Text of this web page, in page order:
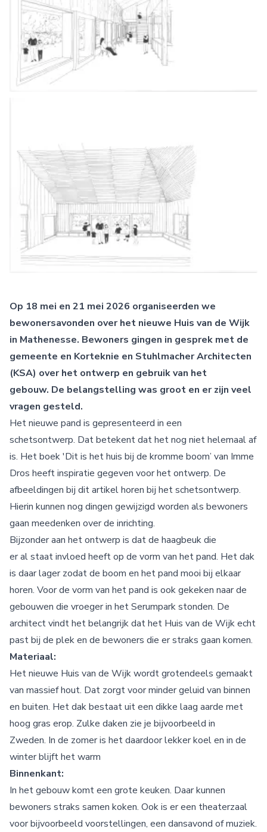
Op 18 mei en 21 mei 2026 organiseerden we
bewonersavonden over het nieuwe Huis van de Wijk
in Mathenesse. Bewoners gingen in gesprek met de
gemeente en Korteknie en Stuhlmacher Architecten
(KSA) over het ontwerp en gebruik van het
gebouw. De belangstelling was groot en er zijn veel
vragen gesteld.
Het nieuwe pand is gepresenteerd in een
schetsontwerp. Dat betekent dat het nog niet helemaal af
is. Het boek 'Dit is het huis bij de kromme boom’ van Imme
Dros heeft inspiratie gegeven voor het ontwerp. De
afbeeldingen bij dit artikel horen bij het schetsontwerp.
Hierin kunnen nog dingen gewijzigd worden als bewoners
gaan meedenken over de inrichting.
Bijzonder aan het ontwerp is dat de haagbeuk die
er al staat invloed heeft op de vorm van het pand. Het dak
is daar lager zodat de boom en het pand mooi bij elkaar
horen. Voor de vorm van het pand is ook gekeken naar de
gebouwen die vroeger in het Serumpark stonden. De
architect vindt het belangrijk dat het Huis van de Wijk echt
past bij de plek en de bewoners die er straks gaan komen.
Materiaal:
Het nieuwe Huis van de Wijk wordt grotendeels gemaakt
van massief hout. Dat zorgt voor minder geluid van binnen
en buiten. Het dak bestaat uit een dikke laag aarde met
hoog gras erop. Zulke daken zie je bijvoorbeeld in
Zweden. In de zomer is het daardoor lekker koel en in de
winter blijft het warm
Binnenkant:
In het gebouw komt een grote keuken. Daar kunnen
bewoners straks samen koken. Ook is er een theaterzaal
voor bijvoorbeeld voorstellingen, een dansavond of muziek.